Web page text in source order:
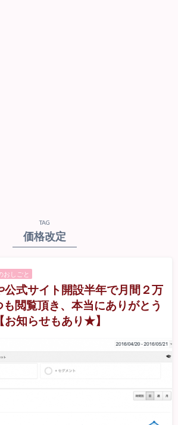
TAG
価格改定
おしごと
公式サイト開設半年で月間２万
閲覧頂き、本当にありがとう
知らせもあり★】